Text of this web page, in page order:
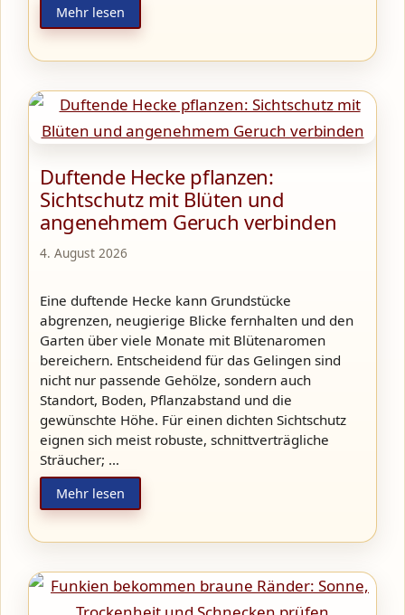
Mehr lesen
Duftende Hecke pflanzen:
Sichtschutz mit Blüten und
angenehmem Geruch verbinden
4. August 2026
Eine duftende Hecke kann Grundstücke
abgrenzen, neugierige Blicke fernhalten und den
Garten über viele Monate mit Blütenaromen
bereichern. Entscheidend für das Gelingen sind
nicht nur passende Gehölze, sondern auch
Standort, Boden, Pflanzabstand und die
gewünschte Höhe. Für einen dichten Sichtschutz
eignen sich meist robuste, schnittverträgliche
Sträucher; …
Mehr lesen